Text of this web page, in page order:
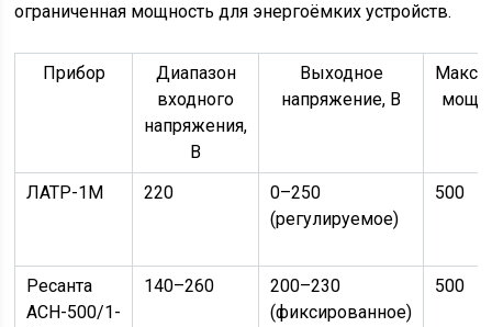
ограниченная мощность для энергоёмких устройств.
Прибор
Диапазон
входного
напряжения,
В
Выходное
напряжение, В
ЛАТР-1М 220
0–250
(регулируемое)
500
Ресанта
АСН-500/1-
140–260
200–230
(фиксированное)
500